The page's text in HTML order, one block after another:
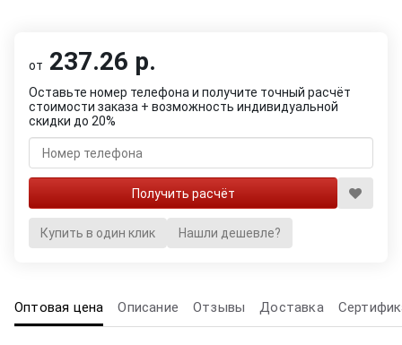
от 237.26 р.
Оставьте номер телефона и получите точный расчёт
стоимости заказа + возможность индивидуальной
скидки до 20%
Купить в один клик Нашли дешевле?
Оптовая цена Описание Отзывы Доставка